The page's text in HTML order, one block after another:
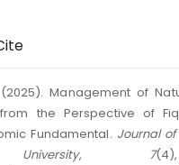
Management of
the Perspective of
Fundamental. Journal
, 7